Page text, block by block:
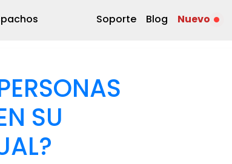
Soporte Blog Nuevo
SU